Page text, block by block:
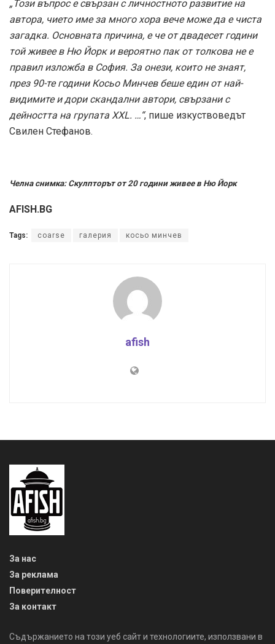
„Този въпрос е свързан с личностното развитие на
автора, чието име за много хора вече може да е чиста
загадка. Основната причина, е че от двадесет години
той живее в Ню Йорк и вероятно пак от толкова не е
правил изложба в София. За онези, които не знаят,
през 90-те години Косьо Минчев беше един от най-
видимите и дори скандални автори, свързани с
дейността на групата XXL. …“, пише изкуствоведът
Свилен Стефанов.
Челна снимка: Скулпторът от 20 години живее в Ню Йорк
AFISH.BG
Tags: coarse галерия косьо минчев
afish
За нас
За реклама
Поверителност
За контакт
Съдържанието на този уеб сайт и технологиите, използвани в